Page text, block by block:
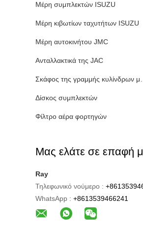
Μέρη συμπλεκτών ISUZU
Μέρη κιβωτίων ταχυτήτων ISUZU
Μέρη αυτοκινήτου JMC
Ανταλλακτικά της JAC
Σκάφος της γραμμής κυλίνδρων
Δίσκος συμπλεκτών
Φίλτρο αέρα φορτηγών
Μας ελάτε σε επαφή
Ray
Τηλεφωνικό νούμερο :
WhatsApp : +8613539466241